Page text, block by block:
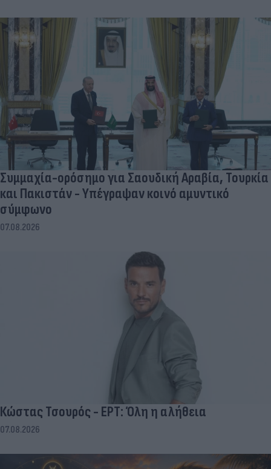
Συμμαχία-ορόσημο για Σαουδική Αραβία, Τουρκία
και Πακιστάν - Υπέγραψαν κοινό αμυντικό
σύμφωνο
07.08.2026
Κώστας Τσουρός - ΕΡΤ: Όλη η αλήθεια
07.08.2026